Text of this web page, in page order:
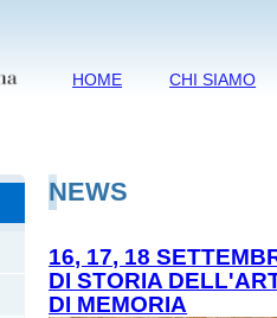
HOME CHI SIAMO
NEWS
16, 17, 18
DI STORIA
DI MEMORIA